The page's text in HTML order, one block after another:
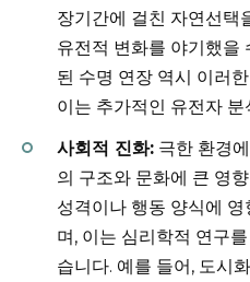
장기간에 걸친 자연선택
유전적 변화를 야기했을
된 수명 연장 역시 이러
이는 추가적인 유전자
사회적 진화: 극한 환경
의 구조와 문화에 큰 영
성격이나 행동 양식에
며, 이는 심리학적 연구
습니다. 예를 들어, 도시